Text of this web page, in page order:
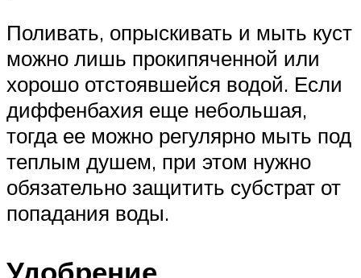
Поливать, опрыскивать и мыть куст
можно лишь прокипяченной или
хорошо отстоявшейся водой. Если
диффенбахия еще небольшая,
тогда ее можно регулярно мыть под
теплым душем, при этом нужно
обязательно защитить субстрат от
попадания воды.